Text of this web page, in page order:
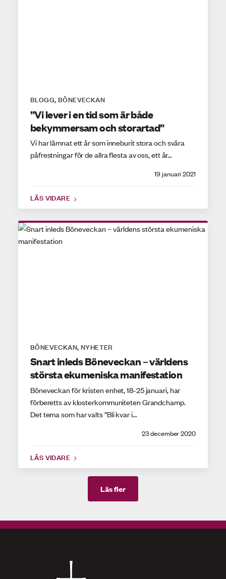
BLOGG, BÖNEVECKAN
”Vi lever i en tid som är både
bekymmersam och storartad”
19 januari 2021
Vi har lämnat ett år som inneburit stora och svåra
påfrestningar för de allra flesta av oss, ett år…
LÄS VIDARE
BÖNEVECKAN, NYHETER
Snart inleds Böneveckan – världens
största ekumeniska manifestation
23 december 2020
Böneveckan för kristen enhet, 18-25 januari, har
förberetts av klosterkommuniteten Grandchamp.
Det tema som har valts ”Bli kvar i…
LÄS VIDARE
Läs fler